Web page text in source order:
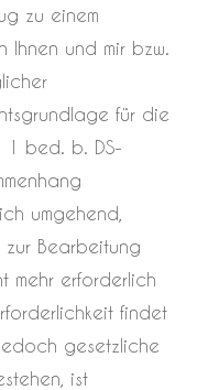
zu einem
Ihnen und mir bzw.
für die
1 bed. b. DS-
umgehend,
Bearbeitung
mehr erforderlich
findet
gesetzliche
ist